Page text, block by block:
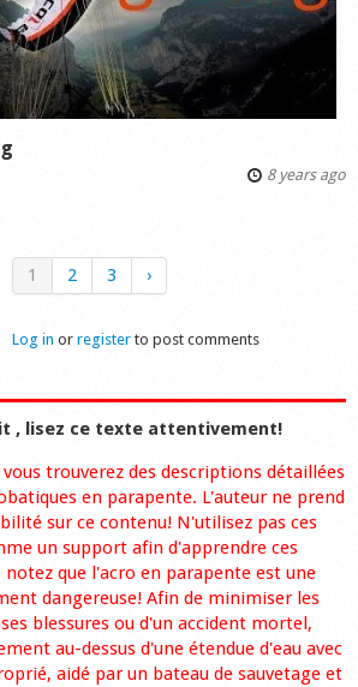
8 years ago
1 2 3 ›
Log in or register to post comments
, lisez ce texte attentivement!
trouverez des descriptions détaillées
en parapente. L'auteur ne prend
sur ce contenu! N'utilisez pas ces
un support afin d'apprendre ces
notez que l'acro en parapente est une
dangereuse! Afin de minimiser les
blessures ou d'un accident mortel,
au-dessus d'une étendue d'eau avec
aidé par un bateau de sauvetage et